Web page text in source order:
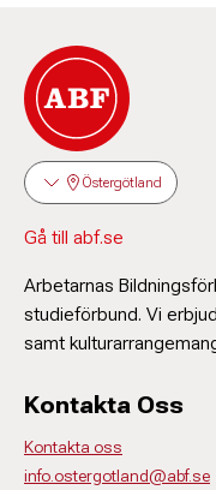
Östergötland
Gå till abf.se
Arbetarnas
studieförbund. Vi
samt
Kontakta Oss
Kontakta oss
info.ostergotland@abf.se